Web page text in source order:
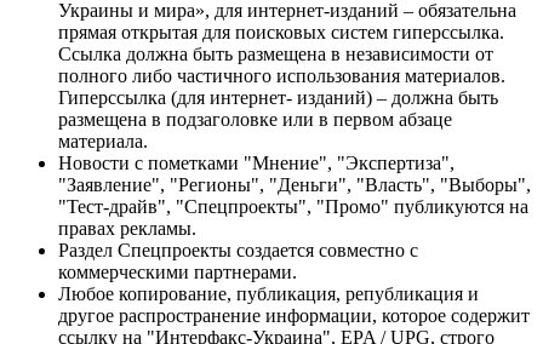
Украины и мира», для интернет-изданий – обязательна
прямая открытая для поисковых систем гиперссылка.
Ссылка должна быть размещена в независимости от
полного либо частичного использования материалов.
Гиперссылка (для интернет- изданий) – должна быть
размещена в подзаголовке или в первом абзаце
материала.
Новости с пометками "Мнение", "Экспертиза",
"Заявление", "Регионы", "Деньги", "Власть", "Выборы",
"Тест-драйв", "Спецпроекты", "Промо" публикуются на
правах рекламы.
Раздел Спецпроекты создается совместно с
коммерческими партнерами.
Любое копирование, публикация, републикация и
другое распространение информации, которое содержит
ссылку на "Интерфакс-Украина", EPA / UPG, строго